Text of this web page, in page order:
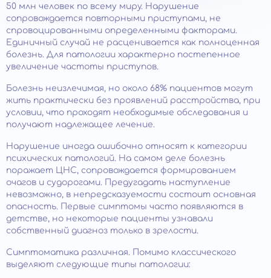
50 млн человек по всему миру. Нарушение
сопровождается повторными приступами, не
спровоцированными определенными факторами.
Единичный случай не расценивается как полноценная
болезнь. Для патологии характерно постепенное
увеличение частоты приступов.
Болезнь неизлечимая, но около 68% пациентов могут
жить практически без проявлений расстройства, при
условии, что проходят необходимые обследования и
получают надлежащее лечение.
Нарушение иногда ошибочно относят к категории
психических патологий. На самом деле болезнь
поражает ЦНС, сопровождается формированием
очагов и судорогами. Предугадать наступление
невозможно, в непредсказуемости состоит основная
опасность. Первые симптомы часто появляются в
детстве, но некоторые пациенты узнавали
собственный диагноз только в зрелости.
Симптоматика различная. Помимо классического
выделяют следующие типы патологии: